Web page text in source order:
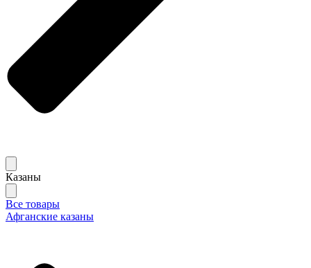
Казаны
Все товары
Афганские казаны